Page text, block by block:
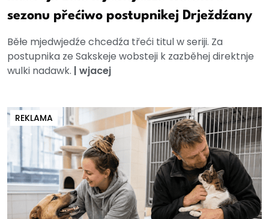
sezonu přećiwo postupnikej Drježdźany
Běłe mjedwjedźe chcedźa třeći titul w seriji. Za
postupnika ze Sakskeje wobsteji k zazběhej direktnje
wulki nadawk. | wjacej
REKLAMA